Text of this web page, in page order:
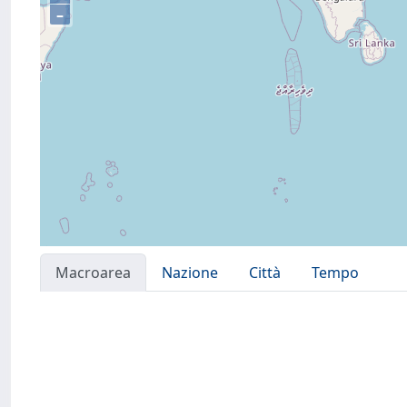
–
Macroarea Nazione Città Tempo